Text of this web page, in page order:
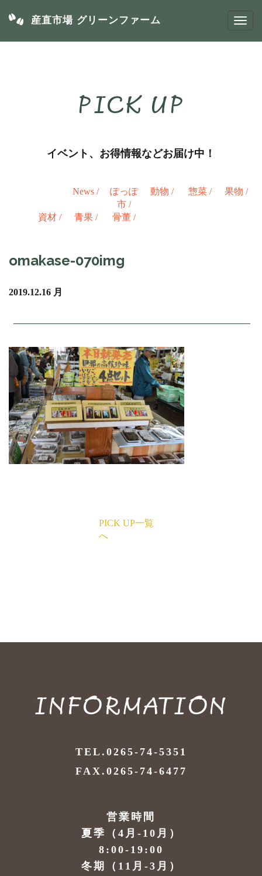
産直市場 グリーンファーム
PICK UP
イベント、お得情報などお届け中！
News /
ぽっぽ
市 /
動物 / 惣菜 / 果物 /
資材 / 青果 / 骨董 /
omakase-070img
2019.12.16 月
PICK UP一覧
へ
INFORMATION
TEL.0265-74-5351
FAX.0265-74-6477
営業時間
夏季（4月-10月）
8:00-19:00
冬期（11月-3月）